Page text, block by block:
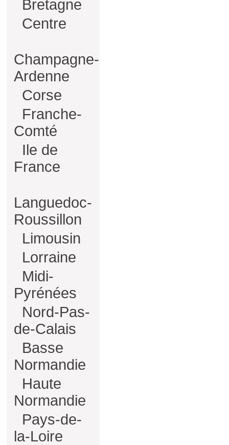
Bretagne
Centre
Champagne-
Ardenne
Corse
Franche-
Comté
Ile de
France
Languedoc-
Roussillon
Limousin
Lorraine
Midi-
Pyrénées
Nord-Pas-
de-Calais
Basse
Normandie
Haute
Normandie
Pays-de-
la-Loire